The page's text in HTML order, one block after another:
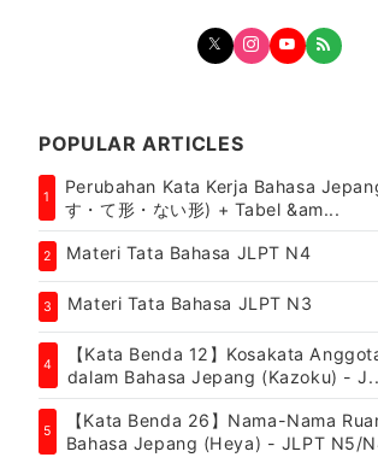
POPULAR ARTICLES
1
Perubahan Kata Kerja Bahasa
す・て形・ない形) + Tabel &am...
2 Materi Tata Bahasa JLPT N4
3 Materi Tata Bahasa JLPT N3
4
【Kata Benda 12】Kosakata
dalam Bahasa Jepang (Kazoku) -
5
【Kata Benda 26】Nama-Nama
Bahasa Jepang (Heya) - JLPT N5/